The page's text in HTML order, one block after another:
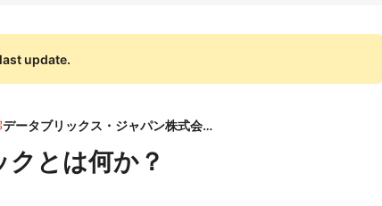
update.
データブリックス・ジャパン株式会社
とは何か？